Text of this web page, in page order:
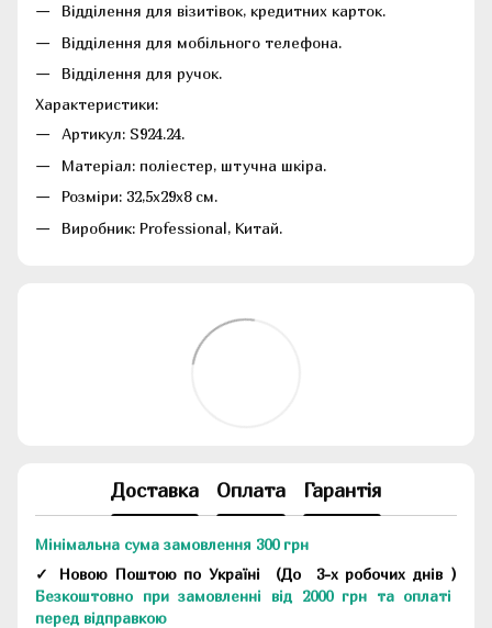
Відділення для візитівок, кредитних карток.
Відділення для мобільного телефона.
Відділення для ручок.
Характеристики:
Артикул: S924.24.
Матеріал: поліестер, штучна шкіра.
Розміри: 32,5х29х8 см.
Виробник: Professional, Китай.
Доставка Оплата Гарантія
Мінімальна сума замовлення 300 грн
✓ Новою Поштою по Україні (До 3-х робочих днів )
Безкоштовно при замовленні від 2000 грн та оплаті
перед відправкою